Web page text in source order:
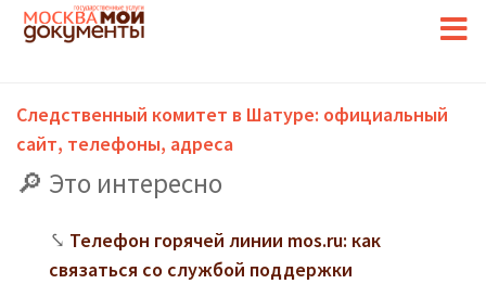
Следственный комитет в Шатуре: официальный
сайт, телефоны, адреса
Это интересно
Телефон горячей линии mos.ru: как
связаться со службой поддержки